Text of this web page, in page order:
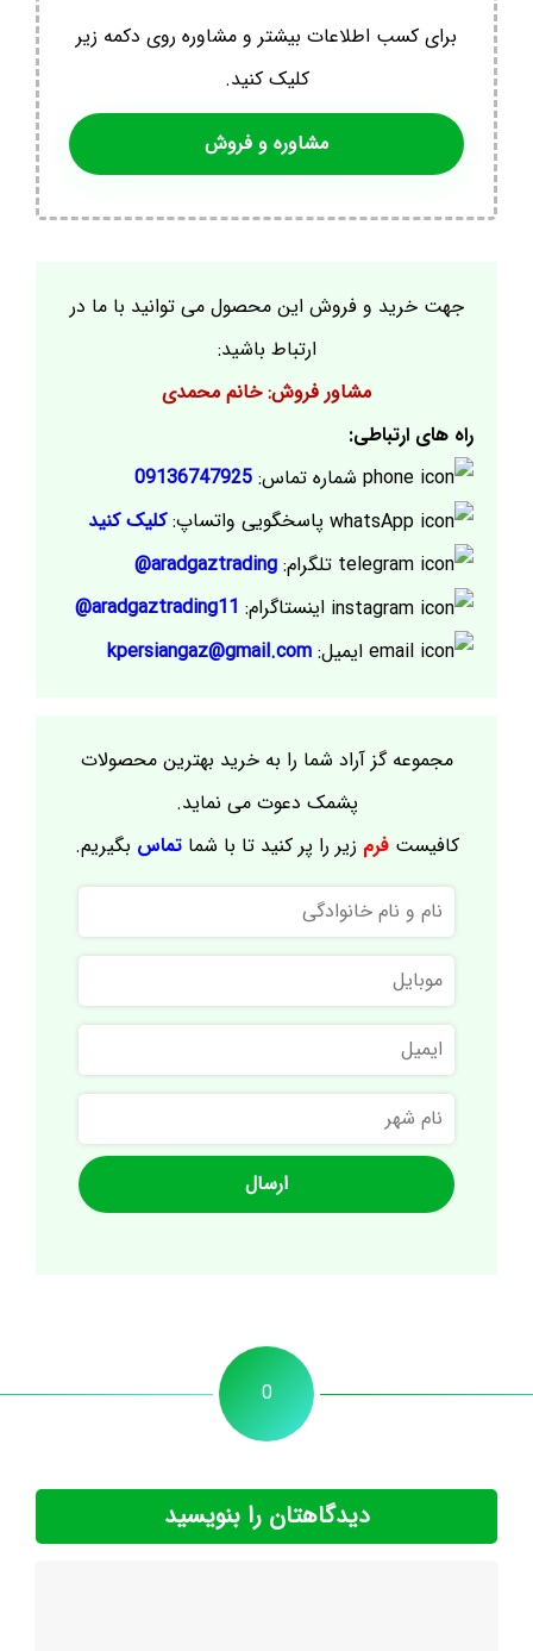
برای کسب اطلاعات بیشتر و مشاوره روی دکمه زیر
کلیک کنید.
مشاوره و فروش
جهت خرید و فروش این محصول می توانید با ما در
ارتباط باشید:
مشاور فروش: خانم محمدی
راه های ارتباطی:
شماره تماس: 09136747925
پاسخگویی واتساپ:کلیک کنید
تلگرام: aradgaztrading@
اینستاگرام: aradgaztrading11@
ایمیل: kpersiangaz@gmail.com
مجموعه گز آراد شما را به خرید بهترین محصولات
پشمک دعوت می نماید.
کافیستفرم زیر را پر کنید تا با شماتماس بگیریم.
نام
و
نام
خانوادگی
موبایل
ایمیل
نام
شهر
0
دیدگاهتان را بنویسید